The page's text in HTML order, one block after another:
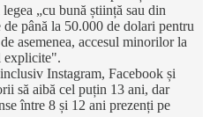
„cu bună știință sau din
până la 50.000 de dolari pentru
asemenea, accesul minorilor la
explicite".
Instagram, Facebook și
să aibă cel puțin 13 ani, dar
între 8 și 12 ani prezenți pe